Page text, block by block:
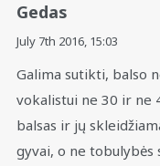
Gedas
July 7th 2016, 15:03
Galima sutikti, balso
vokalistui ne 30 ir ne
balsas ir jų
gyvai, o ne tobulybės